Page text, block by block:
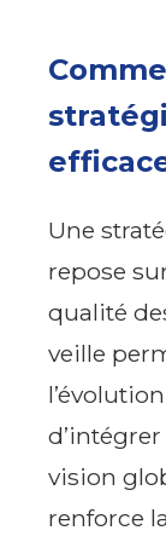
Une
repose
qualité
veille
vision
renforce